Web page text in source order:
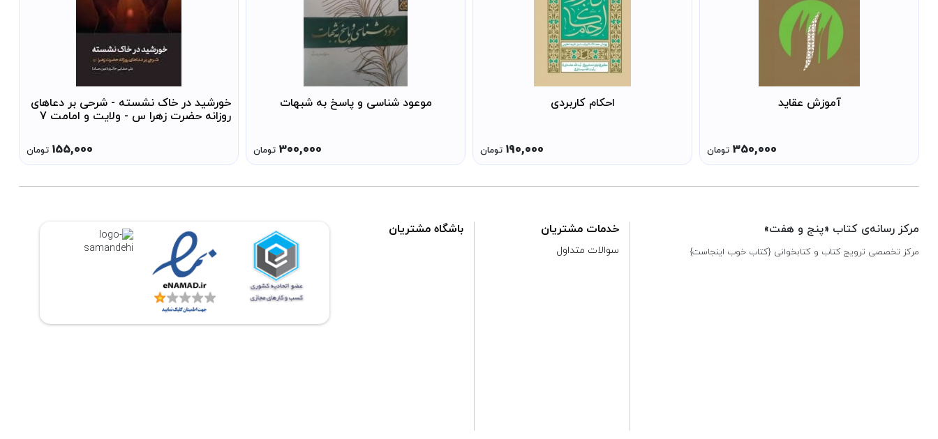
آموزش عقاید
350,000 تومان
احکام کاربردی
190,000 تومان
موعود شناسی و پاسخ به شبهات
300,000 تومان
خورشید در خاک نشسته - شرحی بر دعاهای
روزانه حضرت زهرا س - ولایت و امامت 7
155,000 تومان
مرکز رسانه‌ی کتاب «پنج و هفت»
مرکز تخصصی ترویج کتاب و کتابخوانی {کتاب خوب اینجاست}
خدمات مشتریان
سوالات متداول
باشگاه مشتریان